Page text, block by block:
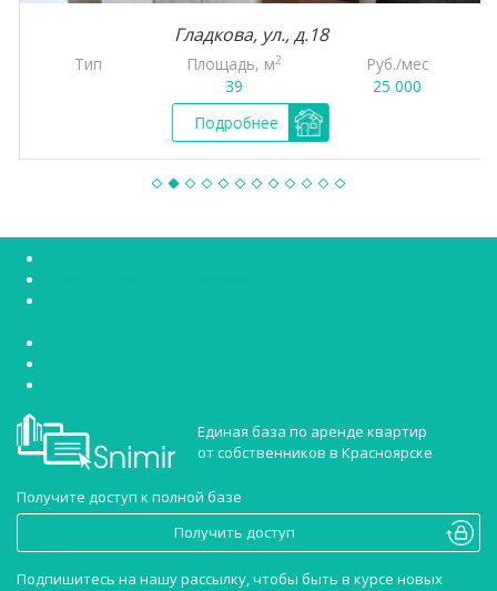
Гладкова, ул., д.18
Тип Площадь, м2
39
Руб./мес
25 000
Подробнее
Единая база по аренде квартир
от собственников в Красноярске
Получите доступ к полной базе
Получить доступ
Подпишитесь на нашу рассылку, чтобы быть в курсе новых